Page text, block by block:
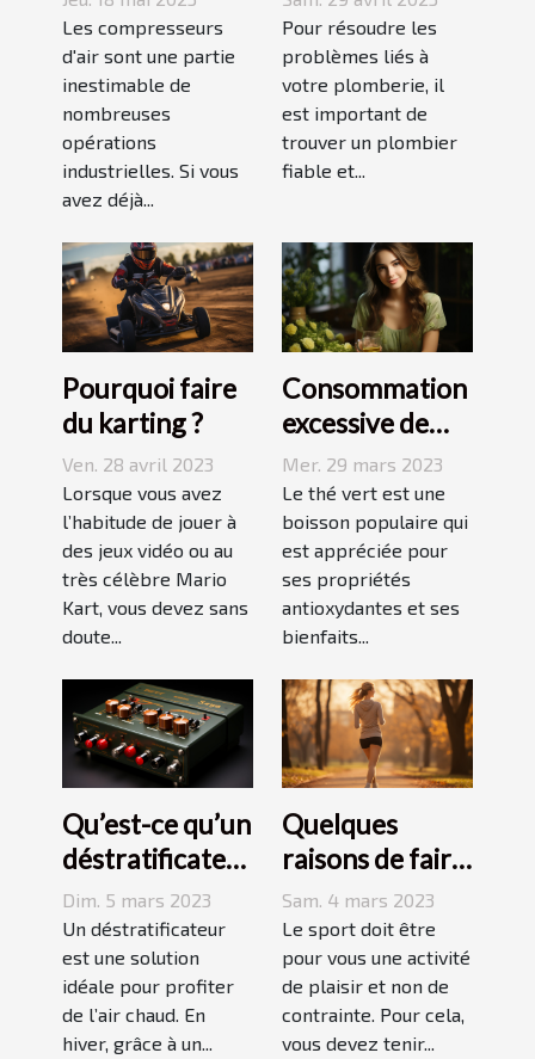
piston et à vis
Les compresseurs
d'air sont une partie
inestimable de
nombreuses
opérations
industrielles. Si vous
avez déjà...
plombier à Evry
?
Pour résoudre les
problèmes liés à
votre plomberie, il
est important de
trouver un plombier
fiable et...
Pourquoi faire
du karting ?
Ven. 28 avril 2023
Lorsque vous avez
l’habitude de jouer à
des jeux vidéo ou au
très célèbre Mario
Kart, vous devez sans
doute...
Consommation
excessive de
thé vert : quels
sont les
dangers pour la
peau ?
Mer. 29 mars 2023
Le thé vert est une
boisson populaire qui
est appréciée pour
ses propriétés
antioxydantes et ses
bienfaits...
Qu’est-ce qu’un
déstratificateur
?
Dim. 5 mars 2023
Un déstratificateur
est une solution
idéale pour profiter
de l’air chaud. En
hiver, grâce à un...
Quelques
raisons de faire
du sport
Sam. 4 mars 2023
Le sport doit être
pour vous une activité
de plaisir et non de
contrainte. Pour cela,
vous devez tenir...